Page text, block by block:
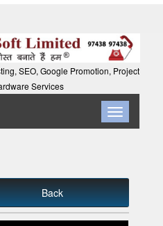
SEO, Google Promotion, Project
Services
Toggle
navigation
Back